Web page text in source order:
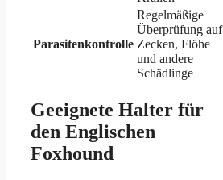
Parasitenkontrolle
Regelmäßige
Überprüfung auf
Zecken, Flöhe
und andere
Schädlinge
Geeignete Halter für
den Englischen
Foxhound